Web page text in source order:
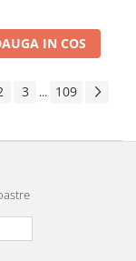
IN COS
3 ... 109